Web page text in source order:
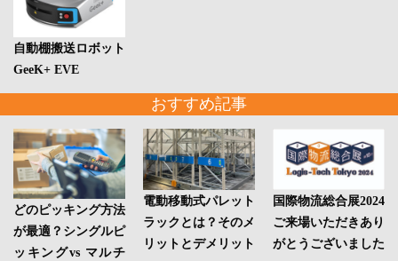
自動棚搬送ロボット
GeeK+ EVE
おすすめ記事
どのピッキング方法
が最適？シングルピ
ッキングvs マルチ
電動移動式パレット
ラックとは？そのメ
リットとデメリット
国際物流総合展2024
ご来場いただきあり
がとうございました